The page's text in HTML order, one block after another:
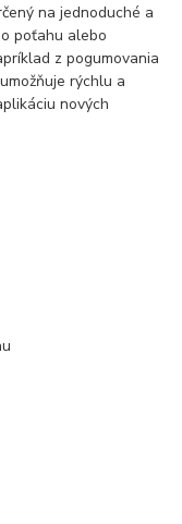
na jednoduché a
poťahu alebo
z pogumovania
rýchlu a
nových